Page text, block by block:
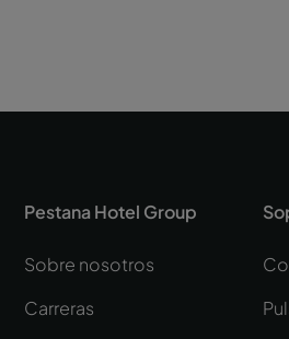
Pestana Hotel Group
Sobre nosotros
Carreras